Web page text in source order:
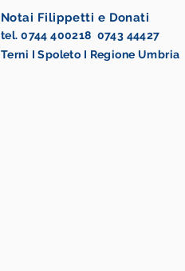
Notai Filippetti e Donati
tel. 0744 400218 0743 44427
Terni I Spoleto I Regione Umbria